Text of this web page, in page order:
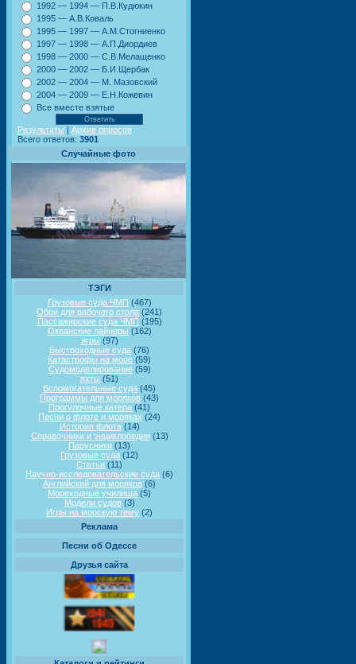
1992 — 1994 — П.В.Кудюкин
1995 — А.В.Коваль
1995 — 1997 — А.М.Стогниенко
1997 — 1998 — А.П.Диордиев
1998 — 2000 — С.В.Мелащенко
2000 — 2002 — Б.И.Щербак
2002 — 2004 — М. Мазовский
2004 — 2009 — Е.Н.Кожевин
Все вместе взятые
Результаты | Архив опросов
Всего ответов: 3901
Случайные фото
ТЭГИ
Грузовые суда ЧМП (467)
Обои для рабочего стола (241)
Пассажирские суда ЧМП (195)
Океанские лайнеры (162)
игры (97)
Быстроходные суда (76)
Катастрофы на море (59)
Судомоделирование(59)
яхты (51)
Вспомогательные суда (45)
Программы для моряков (43)
Прогулочные катера (41)
Песни о флоте и моряках (24)
История флота(14)
Справочники и энциклопедии(13)
Парусники (13)
Грузовые суда (12)
Статьи (11)
Научно-исследовательские суда (6)
Английский для моряков (6)
Мореходные училища (5)
Модели судов(3)
Игры на морскую тему (2)
Реклама
Песни об Одессе
Друзья сайта